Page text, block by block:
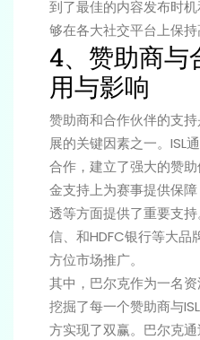
到了最佳的内容发布时
够在各大社交平台上保持
4、赞助商与
用与影响
赞助商和合作伙伴的支
展的关键因素之一。ISL
合作，建立了强大的赞
金支持上为赛事提供保
透等方面提供了重要支
信、和HDFC银行等大品
方位市场推广。
其中，巴尔克作为一名
挖掘了每一个赞助商与
方实现了双赢。巴尔克